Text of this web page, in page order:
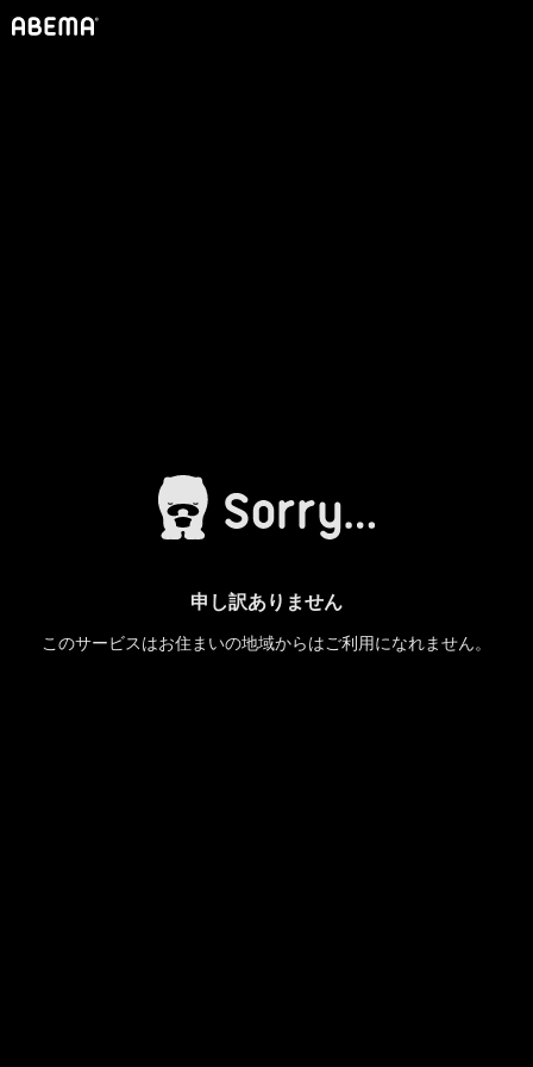
申し訳ありません
このサービスはお住まいの地域からはご利用になれません。